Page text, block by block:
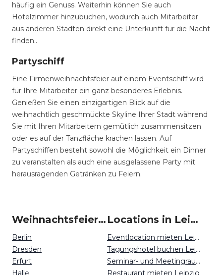
häufig ein Genuss. Weiterhin können Sie auch
Hotelzimmer hinzubuchen, wodurch auch Mitarbeiter
aus anderen Städten direkt eine Unterkunft für die Nacht
finden..
Partyschiff
Eine Firmenweihnachtsfeier auf einem Eventschiff wird
für Ihre Mitarbeiter ein ganz besonderes Erlebnis.
Genießen Sie einen einzigartigen Blick auf die
weihnachtlich geschmückte Skyline Ihrer Stadt während
Sie mit Ihren Mitarbeitern gemütlich zusammensitzen
oder es auf der Tanzfläche krachen lassen. Auf
Partyschiffen besteht sowohl die Möglichkeit ein Dinner
zu veranstalten als auch eine ausgelassene Party mit
herausragenden Getränken zu Feiern.
Weihnachtsfeiern um Leipzig
Berlin
Dresden
Erfurt
Halle
Locations in Leipzig mieten
Eventlocation mieten Leipzig
Tagungshotel buchen Leipzig
Seminar- und Meetingraum mieten Leipzig
Restaurant mieten Leipzig